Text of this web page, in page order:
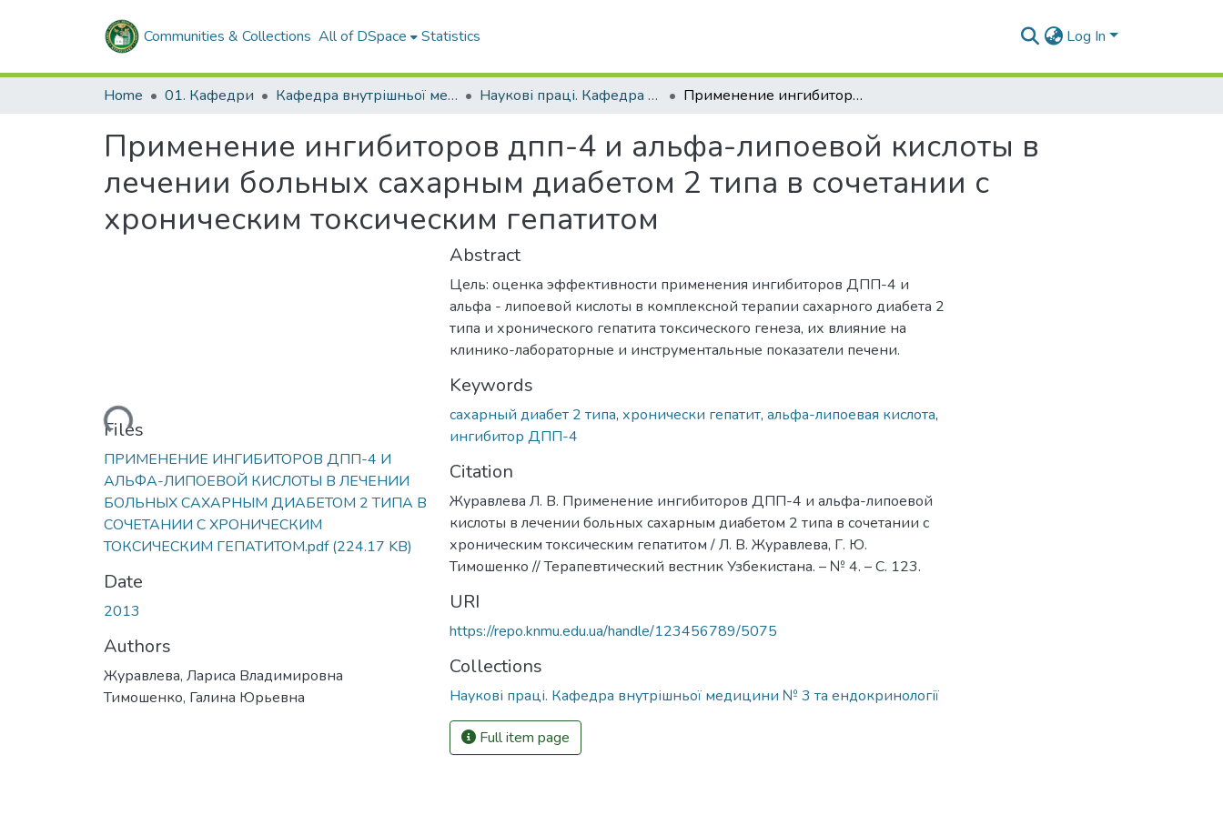
Communities & Collections All of DSpace Statistics Log In
Home 01. Кафедри Кафедра внутрішньої медицини № 3 та ендокринології Наукові праці. Кафедра внутрішньої медицини № 3 та ендокринології Применение ингибиторов дпп-4 и альфа-липоевой кислоты в лечении больных сахарным диабетом 2 типа в сочетании с хроническим токсическим гепатитом
Применение ингибиторов дпп-4 и альфа-липоевой кислоты в
лечении больных сахарным диабетом 2 типа в сочетании с
хроническим токсическим гепатитом
Loading...
Files
ПРИМЕНЕНИЕ ИНГИБИТОРОВ ДПП-4 И
АЛЬФА-ЛИПОЕВОЙ КИСЛОТЫ В ЛЕЧЕНИИ
БОЛЬНЫХ САХАРНЫМ ДИАБЕТОМ 2 ТИПА В
СОЧЕТАНИИ С ХРОНИЧЕСКИМ
ТОКСИЧЕСКИМ ГЕПАТИТОМ.pdf(224.17 KB)
Date
2013
Authors
Журавлева, Лариса Владимировна
Тимошенко, Галина Юрьевна
Abstract
Цель: оценка эффективности применения ингибиторов ДПП-4 и
альфа - липоевой кислоты в комплексной терапии сахарного диабета 2
типа и хронического гепатита токсического генеза, их влияние на
клинико-лабораторные и инструментальные показатели печени.
Keywords
сахарный диабет 2 типа, хронически гепатит, альфа-липоевая кислота,
ингибитор ДПП-4
Citation
Журавлева Л. В. Применение ингибиторов ДПП-4 и альфа-липоевой
кислоты в лечении больных сахарным диабетом 2 типа в сочетании с
хроническим токсическим гепатитом / Л. В. Журавлева, Г. Ю.
Тимошенко // Терапевтический вестник Узбекистана. – № 4. – С. 123.
URI
https://repo.knmu.edu.ua/handle/123456789/5075
Collections
Наукові праці. Кафедра внутрішньої медицини № 3 та ендокринології
Full item page